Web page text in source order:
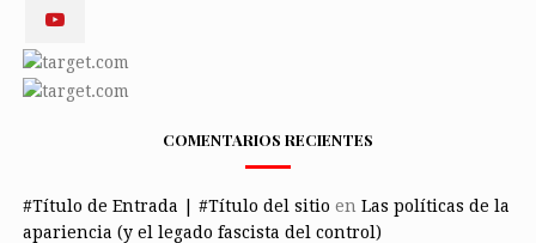
COMENTARIOS RECIENTES
#Título de Entrada | #Título del sitio en Las políticas de la
apariencia (y el legado fascista del control)